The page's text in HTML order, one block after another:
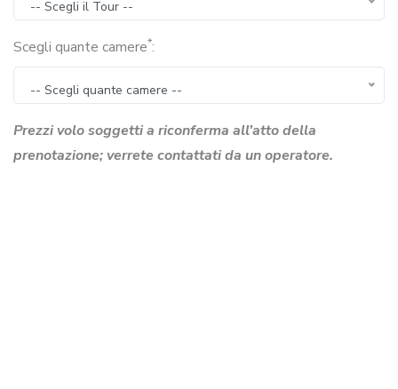
-- Scegli il Tour --
Scegli quante camere*:
-- Scegli quante camere --
Prezzi volo soggetti a riconferma all’atto della
prenotazione; verrete contattati da un operatore.